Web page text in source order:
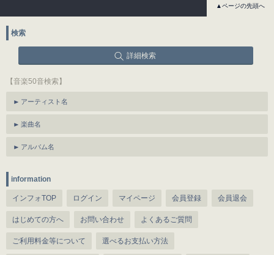
▲ページの先頭へ
検索
詳細検索
【音楽50音検索】
アーティスト名
楽曲名
アルバム名
information
インフォTOP ログイン マイページ 会員登録 会員退会
はじめての方へ お問い合わせ よくあるご質問
ご利用料金等について 選べるお支払い方法